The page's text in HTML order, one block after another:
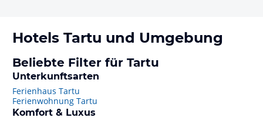
Hotels Tartu und Umgebung
Beliebte Filter für Tartu
Unterkunftsarten
Ferienhaus Tartu
Ferienwohnung Tartu
Komfort & Luxus